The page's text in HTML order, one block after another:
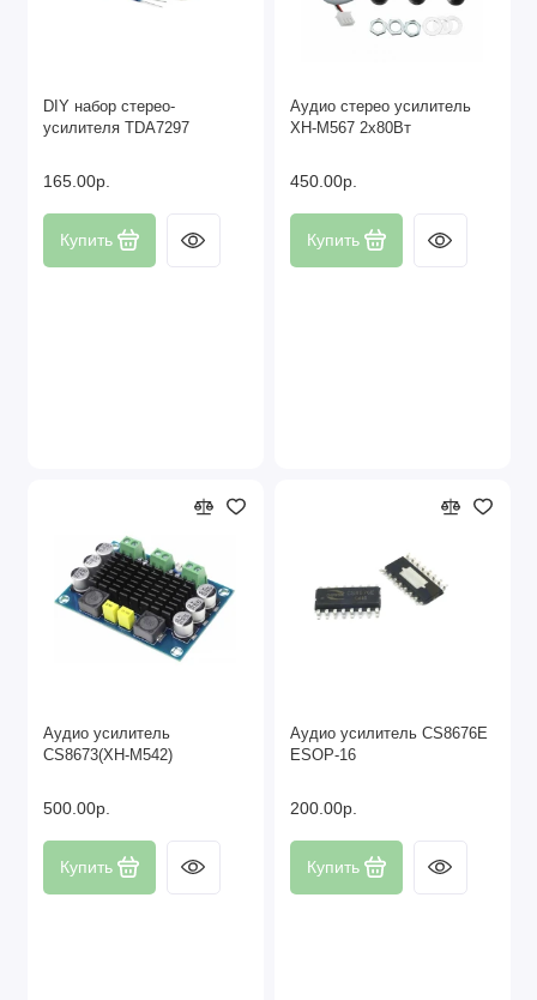
DIY набор стерео-
усилителя TDA7297
165.00р.
Купить
Аудио стерео усилитель
XH-M567 2x80Вт
450.00р.
Купить
Аудио усилитель
CS8673(XH-M542)
500.00р.
Купить
Аудио усилитель CS8676E
ESOP-16
200.00р.
Купить